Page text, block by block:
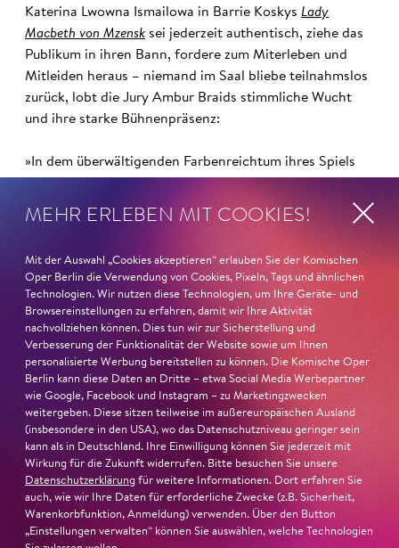
Katerina Lwowna Ismailowa in Barrie Koskys Lady
Macbeth von Mzensk sei jederzeit authentisch, ziehe das
Publikum in ihren Bann, fordere zum Miterleben und
Mitleiden heraus – niemand im Saal bliebe teilnahmslos
zurück, lobt die Jury Ambur Braids stimmliche Wucht
und ihre starke Bühnenpräsenz:
»In dem überwältigenden Farbenreichtum ihres Spiels
sind Auflehnung und Verletzlichkeit ebenso nachfühlbar
wie die verzweifelte Einsamkeit ihrer Figur.«Jury-
22. Juni 2026
MEHR ERLEBEN MIT COOKIES!
Mit der Auswahl „Cookies akzeptieren“ erlauben Sie der Komischen
Oper Berlin die Verwendung von Cookies, Pixeln, Tags und ähnlichen
Technologien. Wir nutzen diese Technologien, um Ihre Geräte- und
Browsereinstellungen zu erfahren, damit wir Ihre Aktivität
nachvollziehen können. Dies tun wir zur Sicherstellung und
Verbesserung der Funktionalität der Website sowie um Ihnen
personalisierte Werbung bereitstellen zu können. Die Komische Oper
Berlin kann diese Daten an Dritte – etwa Social Media Werbepartner
wie Google, Facebook und Instagram – zu Marketingzwecken
weitergeben. Diese sitzen teilweise im außereuropäischen Ausland
(insbesondere in den USA), wo das Datenschutzniveau geringer sein
kann als in Deutschland. Ihre Einwilligung können Sie jederzeit mit
Wirkung für die Zukunft widerrufen. Bitte besuchen Sie unsere
Datenschutzerklärung für weitere Informationen. Dort erfahren Sie
auch, wie wir Ihre Daten für erforderliche Zwecke (z.B. Sicherheit,
Warenkorbfunktion, Anmeldung) verwenden. Über den Button
„Einstellungen verwalten“ können Sie auswählen, welche Technologien